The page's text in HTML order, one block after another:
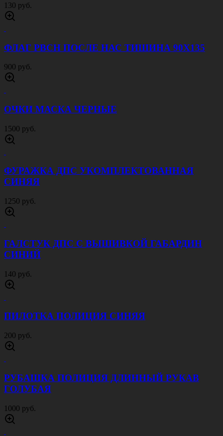
130 руб.
ФЛАГ РВСН ПОСЛЕ НАС ТИШИНА 90Х135
900 руб.
ОЧКИ МАСКА ЧЕРНЫЕ
1500 руб.
ФУРАЖКА ДПС УКОМПЛЕКТОВАННАЯ
СИНЯЯ
1250 руб.
ГАЛСТУК ДПС С ВЫШИВКОЙ ГАБАРДИН
СИНИЙ
140 руб.
ПИЛОТКА ПОЛИЦИЯ СИНЯЯ
200 руб.
РУБАШКА ПОЛИЦИЯ ДЛИННЫЙ РУКАВ
ГОЛУБАЯ
1000 руб.